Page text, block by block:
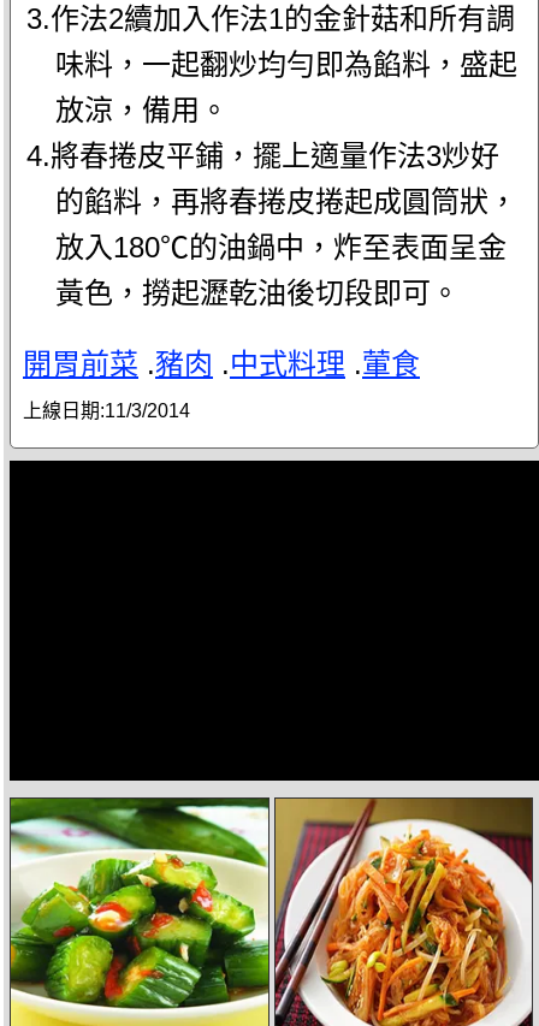
3.作法2續加入作法1的金針菇和所有調
味料，一起翻炒均勻即為餡料，盛起
放涼，備用。
4.將春捲皮平鋪，擺上適量作法3炒好
的餡料，再將春捲皮捲起成圓筒狀，
放入180℃的油鍋中，炸至表面呈金
黃色，撈起瀝乾油後切段即可。
開胃前菜 .豬肉 .中式料理 .葷食
上線日期:11/3/2014